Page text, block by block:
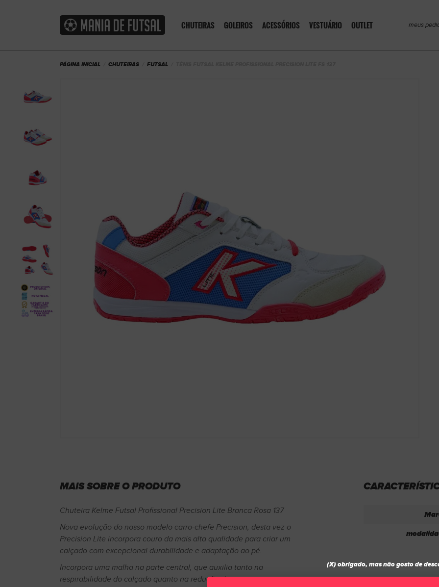
CHUTEIRAS GOLEIROS ACESSÓRIOS VESTUÁRIO OUTLET meus
PÁGINA INICIAL CHUTEIRAS FUTSAL
MAIS SOBRE O PRODUTO
Chuteira Kelme Futsal Profissional Precision Lite Branca Rosa 137
Nova evolução do nosso modelo carro-chefe Precision, desta vez o
Precision Lite incorpora couro da mais alta qualidade para criar um
calçado com excepcional durabilidade e adaptação ao pé.
Incorpora uma malha na parte central, que auxilia tanto na
respirabilidade do calçado quanto na redução de peso.
(X) obrigado, mas não gosto de